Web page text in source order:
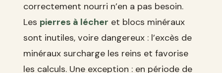
correctement nourri n’en a pas besoin.
Les pierres à lécher et blocs minéraux
sont inutiles, voire dangereux : l’excès de
minéraux surcharge les reins et favorise
les calculs. Une exception : en période de